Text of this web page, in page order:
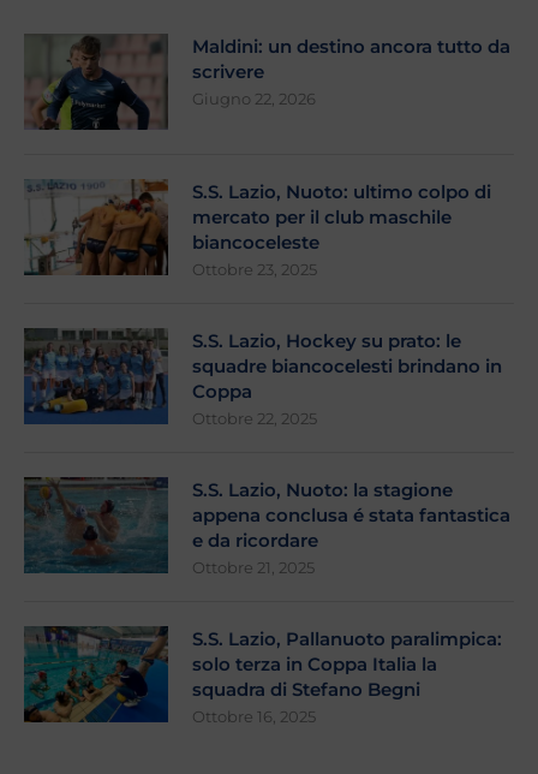
Maldini: un destino ancora tutto da
scrivere
Giugno 22, 2026
S.S. Lazio, Nuoto: ultimo colpo di
mercato per il club maschile
biancoceleste
Ottobre 23, 2025
S.S. Lazio, Hockey su prato: le
squadre biancocelesti brindano in
Coppa
Ottobre 22, 2025
S.S. Lazio, Nuoto: la stagione
appena conclusa é stata fantastica
e da ricordare
Ottobre 21, 2025
S.S. Lazio, Pallanuoto paralimpica:
solo terza in Coppa Italia la
squadra di Stefano Begni
Ottobre 16, 2025